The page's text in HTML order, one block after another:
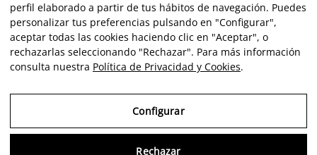
perfil elaborado a partir de tus hábitos de navegación. Puedes
personalizar tus preferencias pulsando en "Configurar",
aceptar todas las cookies haciendo clic en "Aceptar", o
rechazarlas seleccionando "Rechazar". Para más información
consulta nuestra Política de Privacidad y Cookies.
Configurar
Rechazar